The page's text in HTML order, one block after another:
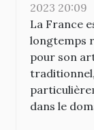
2023 20:09
La France
longtemps
pour son
traditionnel,
dans le